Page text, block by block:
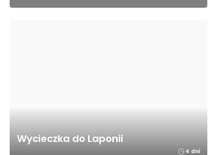
Wycieczka do Laponii
4 dni